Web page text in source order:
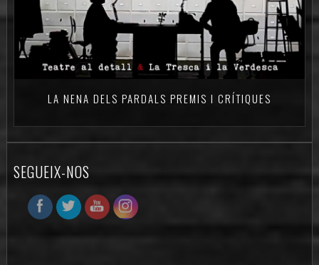
LA NENA DELS PARDALS PREMIS I CRÍTIQUES
SEGUEIX-NOS